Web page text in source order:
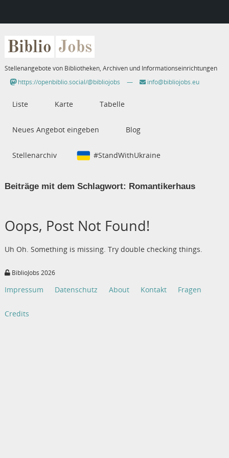
Biblio Jobs
Stellenangebote von Bibliotheken, Archiven und Informationseinrichtungen
https://openbiblio.social/@bibliojobs
— info@bibliojobs.eu
Liste Karte Tabelle
Neues Angebot eingeben Blog
Stellenarchiv #StandWithUkraine
Beiträge mit dem Schlagwort: Romantikerhaus
Oops, Post Not Found!
Uh Oh. Something is missing. Try double checking things.
BiblioJobs 2026
Impressum Datenschutz About Kontakt Fragen
Credits